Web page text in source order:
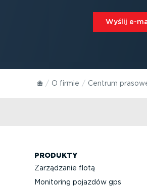
Wyślij e-
O firmie Centrum
PRODUKTY
Zarządzanie flotą
Monitoring pojazdów gps